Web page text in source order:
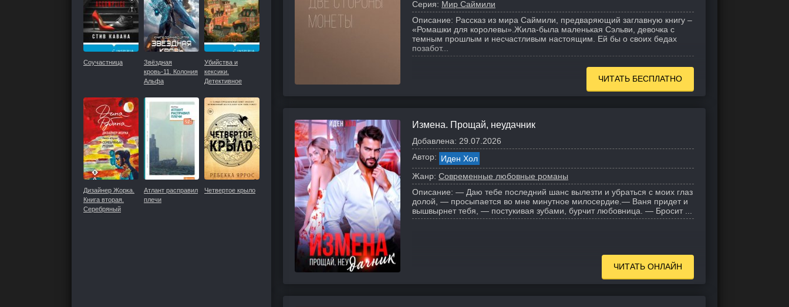
Серия: Мир Саймили
Описание: Рассказ из мира Саймили, предваряющий заглавную книгу –
«Ромашки для королевы». Жила-была маленькая Сэльви, девочка с
темным прошлым и несчастливым настоящим. Ей бы о своих бедах
позабот...
ЧИТАТЬ БЕСПЛАТНО
Измена. Прощай, неудачник
Добавлена: 29.07.2026
Автор: Иден Хол
Жанр: Современные любовные романы
Описание: — Даю тебе последний шанс вылезти и убраться с моих глаз
долой, — просыпается во мне минутное милосердие. — Ваня придет и
вышвырнет тебя, — постукивая зубами, бурчит любовница. — Бросит ...
ЧИТАТЬ ОНЛАЙН
Соучастница
Звёздная
кровь-11. Колония
Альфа
Убийства и
кексики.
Детективное
«Благотворительный
магазин»
Дизайнер Жорка.
Книга вторая.
Серебряный
Атлант расправил
плечи
Четвертое крыло